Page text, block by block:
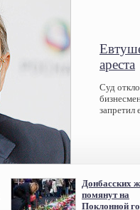
ареста
Суд
запретил
Донбасских
помянут на
Поклонной